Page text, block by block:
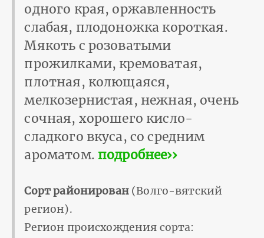
одного края, оржавленность
слабая, плодоножка короткая.
Мякоть с розоватыми
прожилками, кремоватая,
плотная, колющаяся,
мелкозернистая, нежная, очень
сочная, хорошего кисло-
сладкого вкуса, со средним
ароматом. подробнее››
Сорт районирован(Волго-вятский
регион).
Регион происхождения сорта: